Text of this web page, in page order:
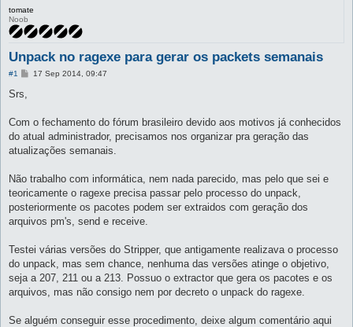
tomate
Noob
Unpack no ragexe para gerar os packets semanais
#1
P17 Sep 2014, 09:47
Srs,
Com o fechamento do fórum brasileiro devido aos motivos já conhecidos
do atual administrador, precisamos nos organizar pra geração das
atualizações semanais.
Não trabalho com informática, nem nada parecido, mas pelo que sei e
teoricamente o ragexe precisa passar pelo processo do unpack,
posteriormente os pacotes podem ser extraidos com geração dos
arquivos pm's, send e receive.
Testei várias versões do Stripper, que antigamente realizava o processo
do unpack, mas sem chance, nenhuma das versões atinge o objetivo,
seja a 207, 211 ou a 213. Possuo o extractor que gera os pacotes e os
arquivos, mas não consigo nem por decreto o unpack do ragexe.
Se alguém conseguir esse procedimento, deixe algum comentário aqui